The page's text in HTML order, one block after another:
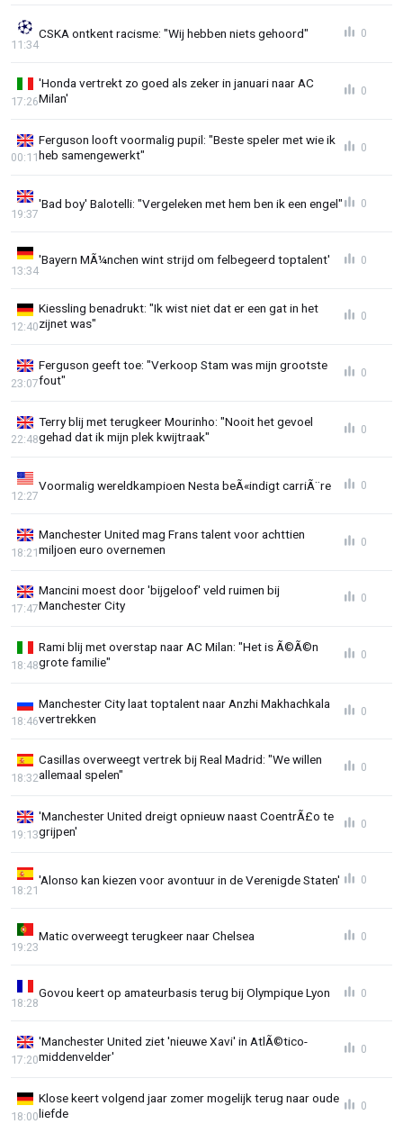
CSKA ontkent racisme: "Wij hebben niets gehoord"
11:34
0
'Honda vertrekt zo goed als zeker in januari naar AC
Milan'
17:26
0
Ferguson looft voormalig pupil: "Beste speler met wie ik
heb samengewerkt"
00:11
0
'Bad boy' Balotelli: "Vergeleken met hem ben ik een engel"
19:37
0
'Bayern MÃ¼nchen wint strijd om felbegeerd toptalent'
13:34
0
Kiessling benadrukt: "Ik wist niet dat er een gat in het
zijnet was"
12:40
0
Ferguson geeft toe: "Verkoop Stam was mijn grootste
fout"
23:07
0
Terry blij met terugkeer Mourinho: "Nooit het gevoel
gehad dat ik mijn plek kwijtraak"
22:48
0
Voormalig wereldkampioen Nesta beÃ«indigt carriÃ¨re
12:27
0
Manchester United mag Frans talent voor achttien
miljoen euro overnemen
18:21
0
Mancini moest door 'bijgeloof' veld ruimen bij
Manchester City
17:47
0
Rami blij met overstap naar AC Milan: "Het is Ã©Ã©n
grote familie"
18:48
0
Manchester City laat toptalent naar Anzhi Makhachkala
vertrekken
18:46
0
Casillas overweegt vertrek bij Real Madrid: "We willen
allemaal spelen"
18:32
0
'Manchester United dreigt opnieuw naast CoentrÃ£o te
grijpen'
19:13
0
'Alonso kan kiezen voor avontuur in de Verenigde Staten'
18:21
0
Matic overweegt terugkeer naar Chelsea
19:23
0
Govou keert op amateurbasis terug bij Olympique Lyon
18:28
0
'Manchester United ziet 'nieuwe Xavi' in AtlÃ©tico-
middenvelder'
17:20
0
Klose keert volgend jaar zomer mogelijk terug naar oude
liefde
18:00
0